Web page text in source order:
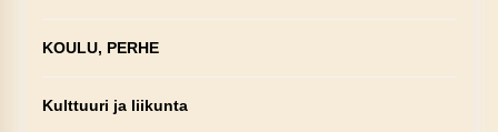
KOULU, PERHE
Kulttuuri ja liikunta